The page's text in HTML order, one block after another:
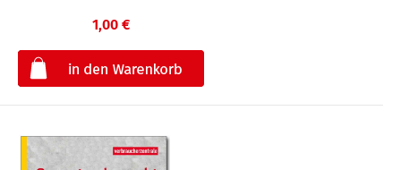
1,00 €